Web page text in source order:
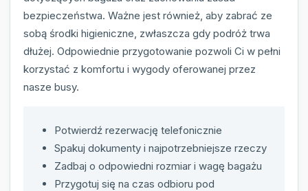
bezpieczeństwa. Ważne jest również, aby zabrać ze
sobą środki higieniczne, zwłaszcza gdy podróż trwa
dłużej. Odpowiednie przygotowanie pozwoli Ci w pełni
korzystać z komfortu i wygody oferowanej przez
nasze busy.
Potwierdź rezerwację telefonicznie
Spakuj dokumenty i najpotrzebniejsze rzeczy
Zadbaj o odpowiedni rozmiar i wagę bagażu
Przygotuj się na czas odbioru pod